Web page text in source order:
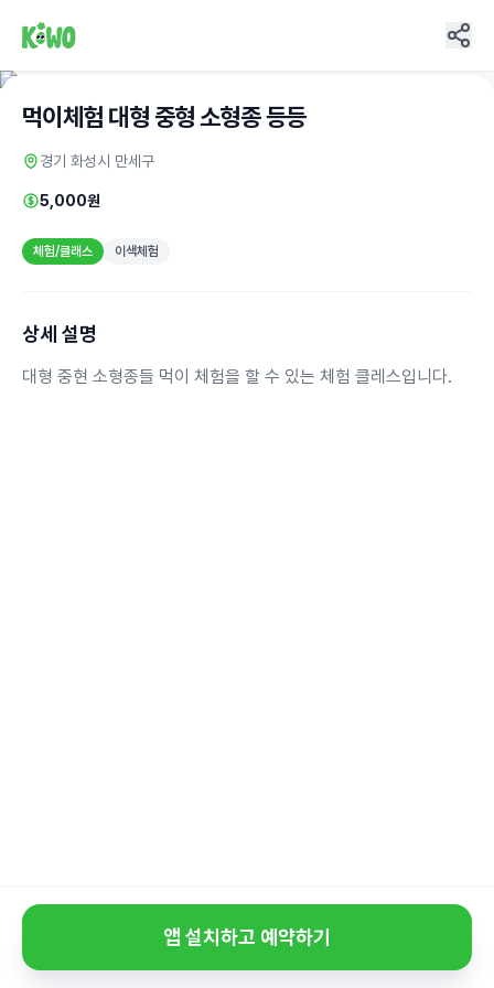
먹이체험 대형 중형 소형종 등등
경기 화성시 만세구
5,000원
체험/클래스 이색체험
상세 설명
대형 중현 소형종들 먹이 체험을 할 수 있는 체험 클레스입니다.
앱 설치하고 예약하기